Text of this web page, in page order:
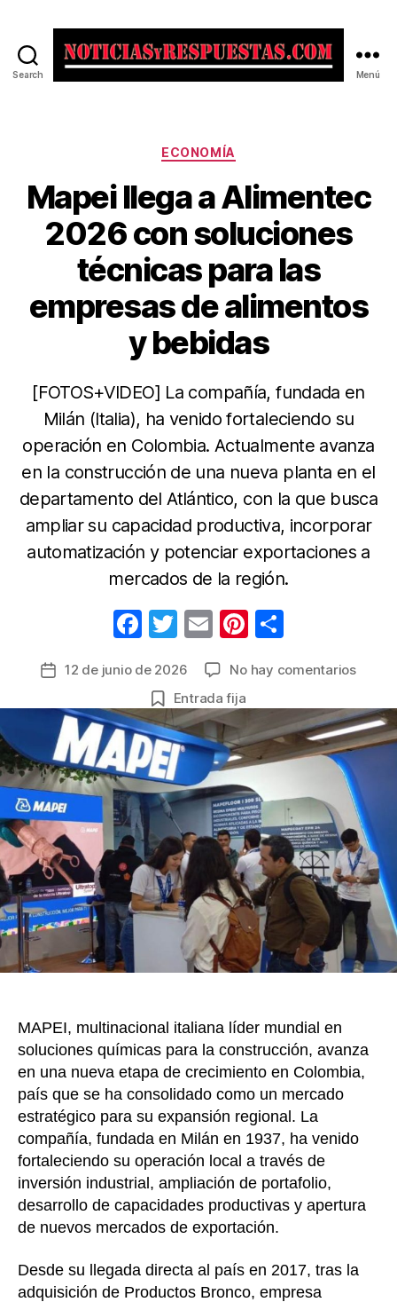
Search Menú
Categorías
ECONOMÍA
Mapei llega a Alimentec
2026 con soluciones
técnicas para las
empresas de alimentos
y bebidas
[FOTOS+VIDEO] La compañía, fundada en
Milán (Italia), ha venido fortaleciendo su
operación en Colombia. Actualmente avanza
en la construcción de una nueva planta en el
departamento del Atlántico, con la que busca
ampliar su capacidad productiva, incorporar
automatización y potenciar exportaciones a
mercados de la región.
F
c
e
b
o
o
k
T
itt
er
E
ail
Pi
er
e
st
m
p
ar
tir
Fecha
la
entrada
12 de junio de 2026 No hay comentariosen
llega
a
con
para
las
de
y
Entrada fija
MAPEI, multinacional italiana líder mundial en
soluciones químicas para la construcción, avanza
en una nueva etapa de crecimiento en Colombia,
país que se ha consolidado como un mercado
estratégico para su expansión regional. La
compañía, fundada en Milán en 1937, ha venido
fortaleciendo su operación local a través de
inversión industrial, ampliación de portafolio,
desarrollo de capacidades productivas y apertura
de nuevos mercados de exportación.
Desde su llegada directa al país en 2017, tras la
adquisición de Productos Bronco, empresa